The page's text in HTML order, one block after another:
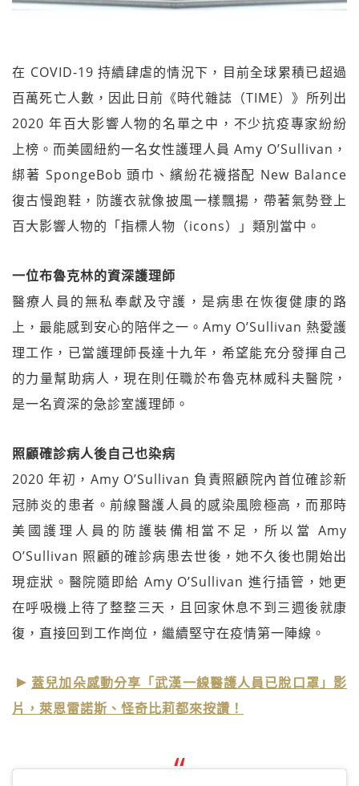
在 COVID-19 持續肆虐的情況下，目前全球累積已超過
百萬死亡人數，因此日前《時代雜誌（TIME）》所列出
2020 年百大影響人物的名單之中，不少抗疫專家紛紛
上榜。而美國紐約一名女性護理人員 Amy O’Sullivan，
綁著 SpongeBob 頭巾、繽紛花襪搭配 New Balance
復古慢跑鞋，防護衣就像披風一樣飄揚，帶著氣勢登上
百大影響人物的「指標人物（icons）」類別當中。
一位布魯克林的資深護理師
醫療人員的無私奉獻及守護，是病患在恢復健康的路
上，最能感到安心的陪伴之一。Amy O’Sullivan 熱愛護
理工作，已當護理師長達十九年，希望能充分發揮自己
的力量幫助病人，現在則任職於布魯克林威科夫醫院，
是一名資深的急診室護理師。
照顧確診病人後自己也染病
2020 年初，Amy O’Sullivan 負責照顧院內首位確診新
冠肺炎的患者。前線醫護人員的感染風險極高，而那時
美國護理人員的防護裝備相當不足，所以當 Amy
O’Sullivan 照顧的確診病患去世後，她不久後也開始出
現症狀。醫院隨即給 Amy O’Sullivan 進行插管，她更
在呼吸機上待了整整三天，且回家休息不到三週後就康
復，直接回到工作崗位，繼續堅守在疫情第一陣線。
蓋兒加朵感動分享「武漢一線醫護人員已脫口罩」影
片，萊恩雷諾斯、怪奇比莉都來按讚！